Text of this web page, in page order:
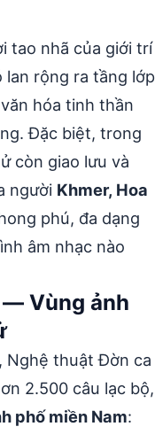
tao nhã của giới trí
lan rộng ra tầng lớp
hóa tinh thần
Đặc biệt, trong
còn giao lưu và
người Khmer, Hoa
phú, đa dạng
âm nhạc nào
— Vùng ảnh
Nghệ thuật Đờn ca
2.500 câu lạc bộ,
phố miền Nam: